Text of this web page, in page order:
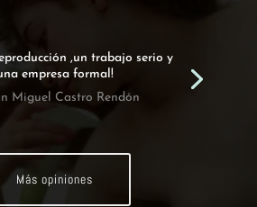
,un trabajo serio y
empresa formal!
Miguel Castro Rendón
Más opiniones